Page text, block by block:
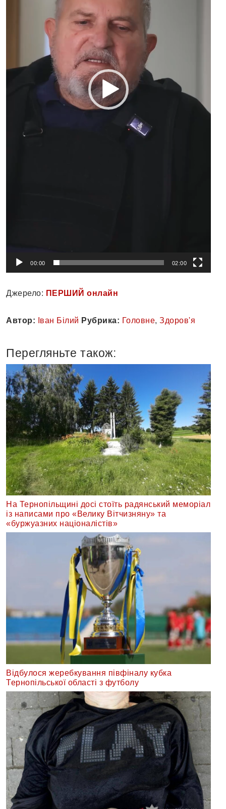
00:00 02:00
Джерело: ПЕРШИЙ онлайн
Автор: Іван Білий Рубрика: Головне, Здоров'я
Перегляньте також:
На Тернопільщині досі стоїть радянський меморіал
із написами про «Велику Вітчизняну» та
«буржуазних націоналістів»
Відбулося жеребкування півфіналу кубка
Тернопільської області з футболу